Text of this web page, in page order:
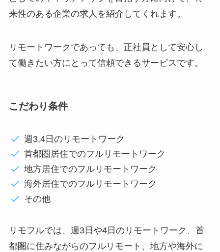
来性のある企業の求人を紹介してくれます。
リモートワークであっても、正社員として安心し
て働きたい方にとって信頼できるサービスです。
こだわり条件
週3,4日のリモートワーク
首都圏居住でのフルリモートワーク
地方居住でのフルリモートワーク
海外居住でのフルリモートワーク
その他
リモフルでは、週3日や4日のリモートワーク、首
都圏に住みながらのフルリモート、地方や海外に